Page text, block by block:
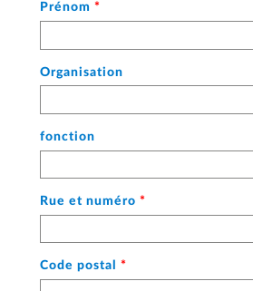
Prénom *
Organisation
fonction
Rue et numéro *
Code postal *